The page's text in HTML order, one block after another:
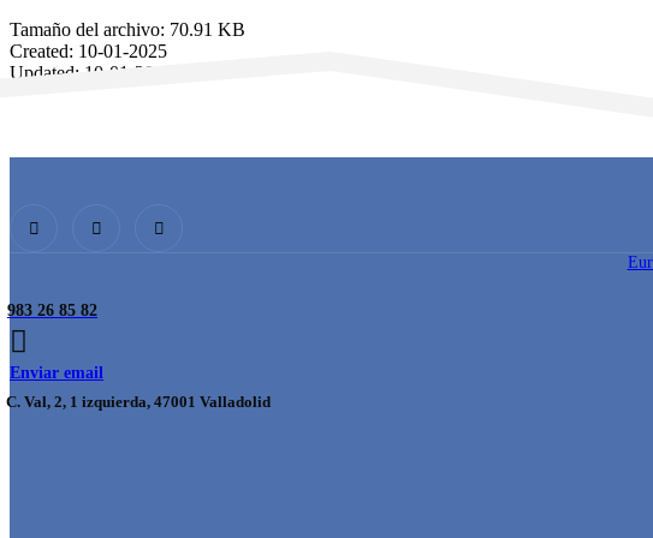
Tamaño del archivo: 70.91 KB
Created: 10-01-2025
Updated: 10-01-2025
983 26 85 82
Enviar email
C. Val, 2, 1 izquierda, 47001 Valladolid